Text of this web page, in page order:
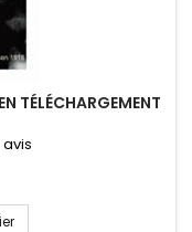
TÉLÉCHARGEMENT
avis